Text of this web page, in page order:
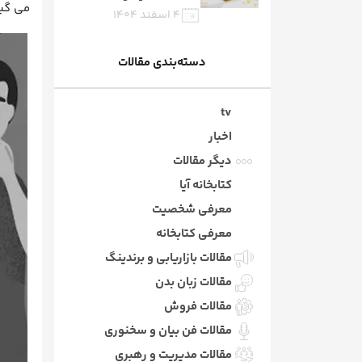
می ۴ اسفند ۱۴۰۴
دسته‌بندی مقالات
tv
اخبار
دیگر مقالات
کتابخانه آیا
معرفی شخصیت
معرفی کتابخانه
مقالات بازاریابی و برندینگ
مقالات زبان بدن
مقالات فروش
مقالات فن بیان و سخنوری
مقالات مدیریت و رهبری